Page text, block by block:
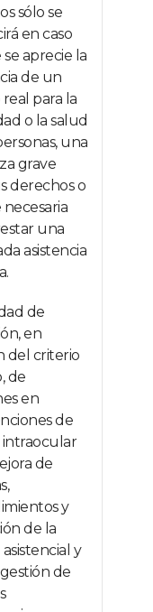
sólo se
en caso
aprecie la
de un
para la
o la salud
una
grave
derechos o
una
asistencia
de
en
del criterio
de
en
de
de
y
de la
y
de